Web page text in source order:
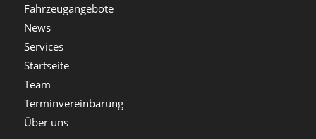
Fahrzeugangebote
News
Services
Startseite
Team
Terminvereinbarung
Über uns